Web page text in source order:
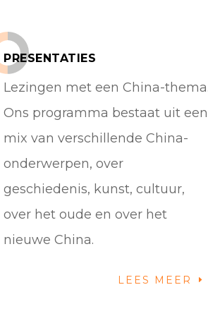
PRESENTATIES
Lezingen met een China-
Ons programma bestaat uit een
mix van verschillende China-
onderwerpen, over
geschiedenis, kunst, cultuur,
over het oude en over het
nieuwe China.
LEES MEER